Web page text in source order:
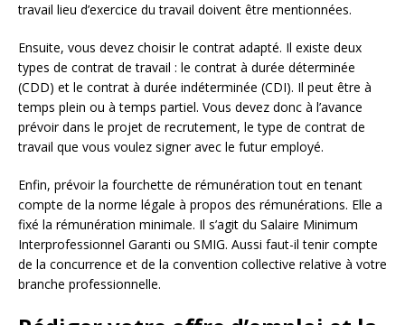
travail lieu d’exercice du travail doivent être mentionnées.
Ensuite, vous devez choisir le contrat adapté. Il existe deux
types de contrat de travail : le contrat à durée déterminée
(CDD) et le contrat à durée indéterminée (CDI). Il peut être à
temps plein ou à temps partiel. Vous devez donc à l’avance
prévoir dans le projet de recrutement, le type de contrat de
travail que vous voulez signer avec le futur employé.
Enfin, prévoir la fourchette de rémunération tout en tenant
compte de la norme légale à propos des rémunérations. Elle a
fixé la rémunération minimale. Il s’agit du Salaire Minimum
Interprofessionnel Garanti ou SMIG. Aussi faut-il tenir compte
de la concurrence et de la convention collective relative à votre
branche professionnelle.